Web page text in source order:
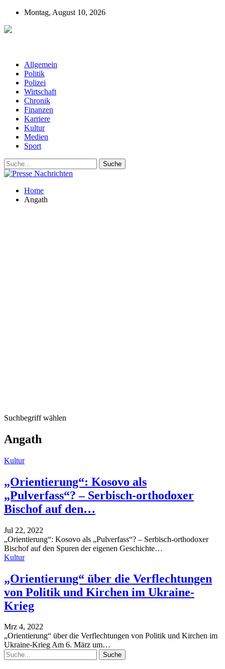
Montag, August 10, 2026
Allgemein
Politik
Polizei
Wirtschaft
Chronik
Finanzen
Karriere
Kultur
Medien
Sport
Home
Angath
Suchbegriff wählen
Angath
Kultur
„Orientierung“: Kosovo als
„Pulverfass“? – Serbisch-orthodoxer
Bischof auf den…
Jul 22, 2022
„Orientierung“: Kosovo als „Pulverfass“? – Serbisch-orthodoxer
Bischof auf den Spuren der eigenen Geschichte…
Kultur
„Orientierung“ über die Verflechtungen
von Politik und Kirchen im Ukraine-
Krieg
Mrz 4, 2022
„Orientierung“ über die Verflechtungen von Politik und Kirchen im
Ukraine-KriegAm 6. März um…